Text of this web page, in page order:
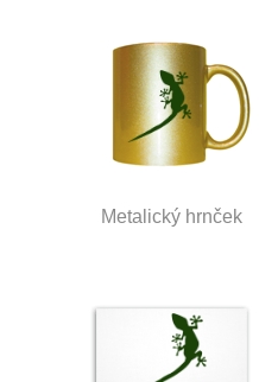
Metalický hrnček